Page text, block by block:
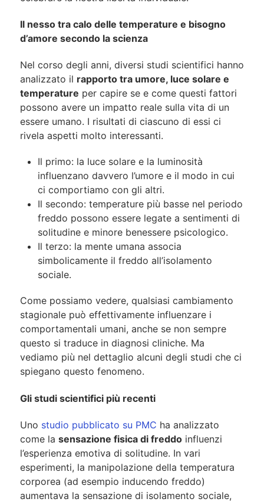
Il nesso tra calo delle temperature e bisogno
d’amore secondo la scienza
Nel corso degli anni, diversi studi scientifici hanno
analizzato il rapporto tra umore, luce solare e
temperature per capire se e come questi fattori
possono avere un impatto reale sulla vita di un
essere umano. I risultati di ciascuno di essi ci
rivela aspetti molto interessanti.
Il primo: la luce solare e la luminosità
influenzano davvero l’umore e il modo in cui
ci comportiamo con gli altri.
Il secondo: temperature più basse nel periodo
freddo possono essere legate a sentimenti di
solitudine e minore benessere psicologico.
Il terzo: la mente umana associa
simbolicamente il freddo all’isolamento
sociale.
Come possiamo vedere, qualsiasi cambiamento
stagionale può effettivamente influenzare i
comportamentali umani, anche se non sempre
questo si traduce in diagnosi cliniche. Ma
vediamo più nel dettaglio alcuni degli studi che ci
spiegano questo fenomeno.
Gli studi scientifici più recenti
Uno studio pubblicato su PMC ha analizzato
come la sensazione fisica di freddo influenzi
l’esperienza emotiva di solitudine. In vari
esperimenti, la manipolazione della temperatura
corporea (ad esempio inducendo freddo)
aumentava la sensazione di isolamento sociale,